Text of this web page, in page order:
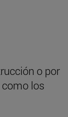
o por
los